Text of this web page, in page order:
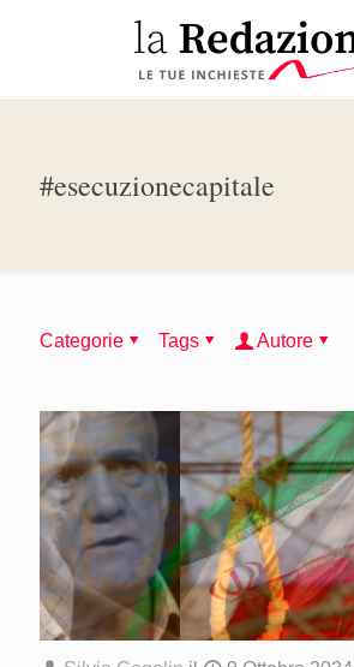
#esecuzionecapitale
Categorie Tags Autore